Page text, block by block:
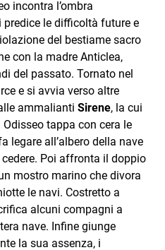
incontra l’ombra
predice le difficoltà future e
del bestiame sacro
con la madre Anticlea,
del passato. Tornato nel
e si avvia verso altre
ammalianti Sirene, la cui
tappa con cera le
legare all’albero della nave
Poi affronta il doppio
mostro marino che divora
le navi. Costretto a
alcuni compagni a
nave. Infine giunge
la sua assenza, i